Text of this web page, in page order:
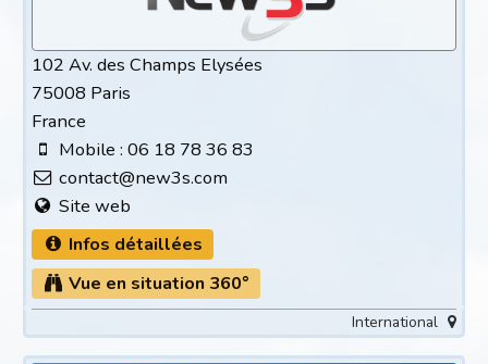
102 Av. des Champs Elysées
75008 Paris
France
Mobile : 06 18 78 36 83
contact@new3s.com
Site web
Infos détaillées
Vue en situation 360°
International